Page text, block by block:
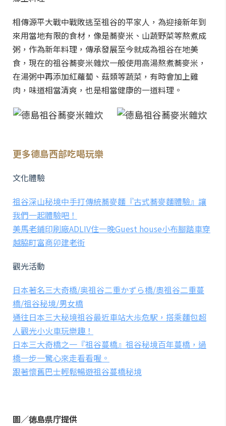
相傳源平大戰中戰敗逃至祖谷的平家人，為迎接新年到
來用當地有限的食材，像是蕎麥米、山蔬野菜等熬煮成
粥，作為新年料理，傳承發展至今就成為祖谷在地美
食，現在的祖谷蕎麥米雜炊一般使用高湯熬煮蕎麥米，
在湯粥中再添加紅蘿蔔、菇類等蔬菜，有時會加上雞
肉，味道相當清爽，也是相當健康的一道料理。
更多德島西部吃喝玩樂
文化體驗
祖谷深山秘境中手打傳統蕎麥麵『古式蕎麥麵體驗』讓
我們一起體驗吧！
美馬老鋪印刷廠ADLIV住一晚Guest house小布腳踏車穿
越脇町富商卯建老街
觀光活動
日本著名三大奇橋/奥祖谷二重かずら橋/奧祖谷二重蔓
橋/祖谷秘境/男女橋
通往日本三大秘境祖谷最近車站大歩危駅，搭乘麵包超
人觀光小火車玩樂趣！
日本三大奇橋之一『祖谷蔓橋』祖谷秘境百年蔓橋，過
橋一步一驚心來走看看喔。
跟著懷舊巴士輕鬆暢遊祖谷蔓橋秘境
圖／徳島県庁提供